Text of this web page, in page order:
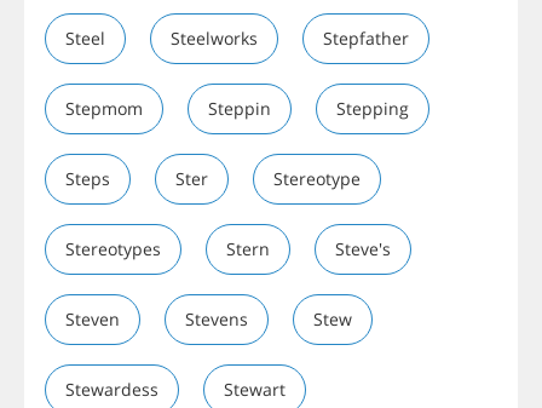
Steel Steelworks Stepfather
Stepmom Steppin Stepping
Steps Ster Stereotype
Stereotypes Stern Steve's
Steven Stevens Stew
Stewardess Stewart